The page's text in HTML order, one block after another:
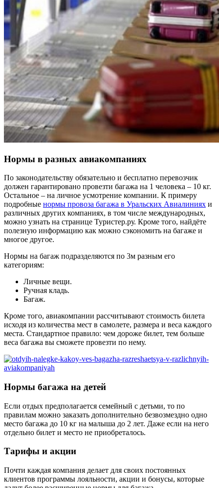
Нормы в разных авиакомпаниях
По законодательству обязательно и бесплатно перевозчик
должен гарантировано провезти багажа на 1 человека – 10 кг.
Остальное – на личное усмотрение компании. К примеру
подробные нормы провоза багажа в Уральских Авиалиниях и
различных других компаниях, в том числе международных,
можно узнать на странице Туристер.ру. Кроме того, найдёте
полезную информацию как можно сэкономить на багаже и
многое другое.
Нормы на багаж подразделяются по 3м разным его
категориям:
Личные вещи.
Ручная кладь.
Багаж.
Кроме того, авиакомпании рассчитывают стоимость билета
исходя из количества мест в самолете, размера и веса каждого
места. Стандартное правило: чем дороже билет, тем больше
веса багажа вы сможете провезти по нему.
Нормы багажа на детей
Если отдых предполагается семейный с детьми, то по
правилам можно заказать дополнительно безвозмездно одно
место багажа до 10 кг на малыша до 2 лет. Даже если на него
отдельно билет и место не приобреталось.
Тарифы и акции
Почти каждая компания делает для своих постоянных
клиентов программы лояльности, акции и бонусы, которые